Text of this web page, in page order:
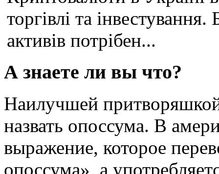
торгівлі та
активів потрібен...
А знаете ли вы что?
Наилучшей
назвать опоссума. В
выражение, которое
опоссума», а